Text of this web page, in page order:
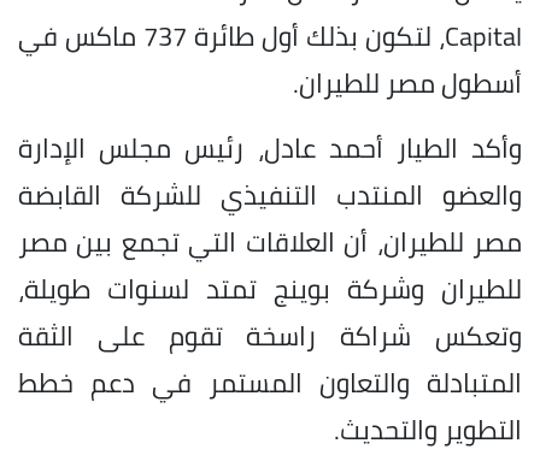
Capital، لتكون بذلك أول طائرة 737 ماكس في
أسطول مصر للطيران.
وأكد الطيار أحمد عادل، رئيس مجلس الإدارة
والعضو المنتدب التنفيذي للشركة القابضة
مصر للطيران، أن العلاقات التي تجمع بين مصر
للطيران وشركة بوينج تمتد لسنوات طويلة،
وتعكس شراكة راسخة تقوم على الثقة
المتبادلة والتعاون المستمر في دعم خطط
التطوير والتحديث.